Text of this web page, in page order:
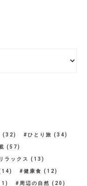
(32) ひとり旅 (34)
(57)
リラックス (13)
健康食 (12)
周辺の自然 (20)